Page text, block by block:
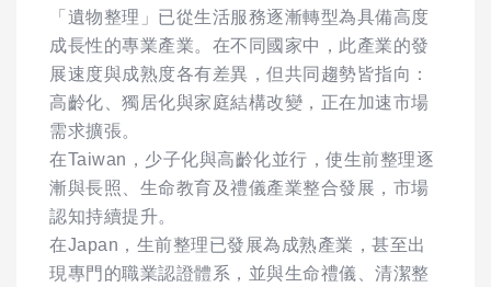
「遺物整理」已從生活服務逐漸轉型為具備高度
成長性的專業產業。在不同國家中，此產業的發
展速度與成熟度各有差異，但共同趨勢皆指向：
高齡化、獨居化與家庭結構改變，正在加速市場
需求擴張。
在Taiwan，少子化與高齡化並行，使生前整理逐
漸與長照、生命教育及禮儀產業整合發展，市場
認知持續提升。
在Japan，生前整理已發展為成熟產業，甚至出
現專門的職業認證體系，並與生命禮儀、清潔整